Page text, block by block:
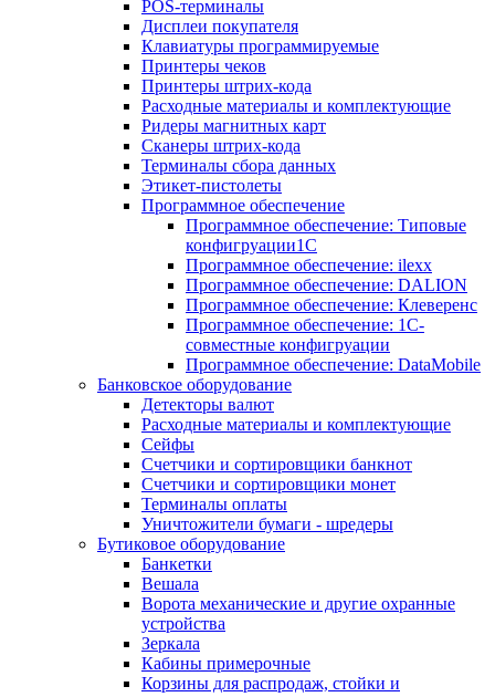
POS-терминалы
Дисплеи покупателя
Клавиатуры программируемые
Принтеры чеков
Принтеры штрих-кода
Расходные материалы и комплектующие
Ридеры магнитных карт
Сканеры штрих-кода
Терминалы сбора данных
Этикет-пистолеты
Программное обеспечение
Программное обеспечение: Типовые
конфигруации1С
Программное обеспечение: ilexx
Программное обеспечение: DALION
Программное обеспечение: Клеверенс
Программное обеспечение: 1С-
совместные конфигруации
Программное обеспечение: DataMobile
Банковское оборудование
Детекторы валют
Расходные материалы и комплектующие
Сейфы
Счетчики и сортировщики банкнот
Счетчики и сортировщики монет
Терминалы оплаты
Уничтожители бумаги - шредеры
Бутиковое оборудование
Банкетки
Вешала
Ворота механические и другие охранные
устройства
Зеркала
Кабины примерочные
Корзины для распродаж, стойки и